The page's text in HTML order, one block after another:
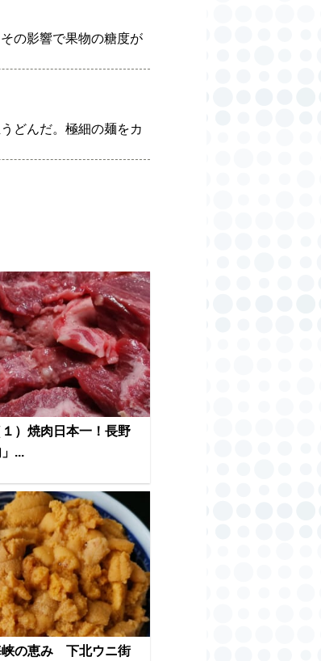
の影響で果物の糖度が
どんだ。極細の麺をカ
）焼肉日本一！長野
...
峡の恵み 下北ウニ街